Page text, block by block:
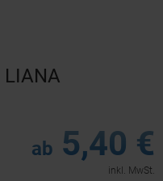
ab 5,40 €
inkl. MwSt.